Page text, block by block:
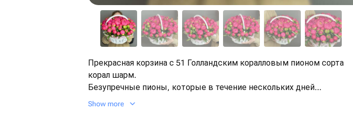
Прекрасная корзина с 51 Голландским коралловым пионом сорта
корал шарм.
Безупречные пионы, которые в течение нескольких дней
приобретают грандиозный золотистый цвет.
Show more